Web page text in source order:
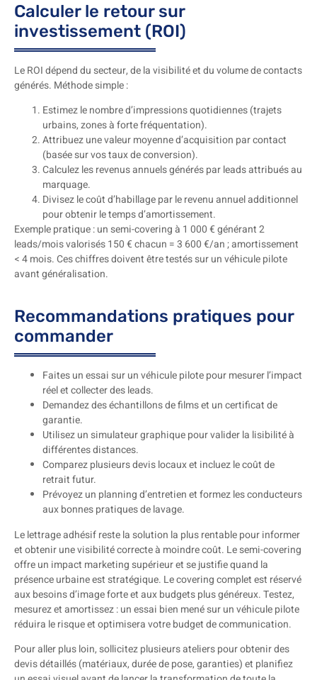
Calculer le retour sur
investissement (ROI)
Le ROI dépend du secteur, de la visibilité et du volume de contacts
générés. Méthode simple :
Estimez le nombre d’impressions quotidiennes (trajets
urbains, zones à forte fréquentation).
Attribuez une valeur moyenne d’acquisition par contact
(basée sur vos taux de conversion).
Calculez les revenus annuels générés par leads attribués au
marquage.
Divisez le coût d’habillage par le revenu annuel additionnel
pour obtenir le temps d’amortissement.
Exemple pratique : un semi-covering à 1 000 € générant 2
leads/mois valorisés 150 € chacun = 3 600 €/an ; amortissement
< 4 mois. Ces chiffres doivent être testés sur un véhicule pilote
avant généralisation.
Recommandations pratiques pour
commander
Faites un essai sur un véhicule pilote pour mesurer l’impact
réel et collecter des leads.
Demandez des échantillons de films et un certificat de
garantie.
Utilisez un simulateur graphique pour valider la lisibilité à
différentes distances.
Comparez plusieurs devis locaux et incluez le coût de
retrait futur.
Prévoyez un planning d’entretien et formez les conducteurs
aux bonnes pratiques de lavage.
Le lettrage adhésif reste la solution la plus rentable pour informer
et obtenir une visibilité correcte à moindre coût. Le semi-covering
offre un impact marketing supérieur et se justifie quand la
présence urbaine est stratégique. Le covering complet est réservé
aux besoins d’image forte et aux budgets plus généreux. Testez,
mesurez et amortissez : un essai bien mené sur un véhicule pilote
réduira le risque et optimisera votre budget de communication.
Pour aller plus loin, sollicitez plusieurs ateliers pour obtenir des
devis détaillés (matériaux, durée de pose, garanties) et planifiez